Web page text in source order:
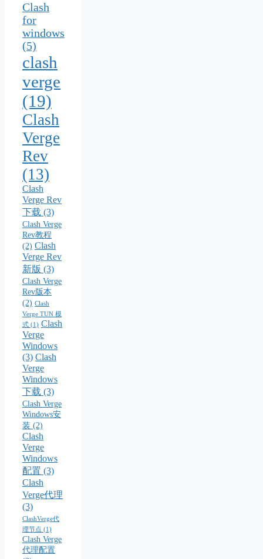
Clash
for
windows
(5)
clash
verge
(19)
Clash
Verge
Rev
(13)
Clash
Verge Rev
下载 (3)
Clash Verge
Rev教程
(2) Clash
Verge Rev
新版 (3)
Clash Verge
Rev版本
(2) Clash
Verge TUN 模
式 (1) Clash
Verge
Windows
(3) Clash
Verge
Windows
下载 (3)
Clash Verge
Windows安
装 (2)
Clash
Verge
Windows
配置 (3)
Clash
Verge代理
(3)
ClashVerge代
理节点 (1)
Clash Verge
代理配置